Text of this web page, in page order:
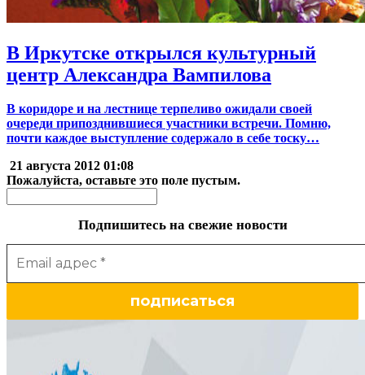
В Иркутске открылся культурный
центр Александра Вампилова
В коридоре и на лестнице терпеливо ожидали своей
очереди припозднившиеся участники встречи. Помню,
почти каждое выступление содержало в себе тоску…
21 августа 2012 01:08
Пожалуйста, оставьте это поле пустым.
Подпишитесь на свежие новости